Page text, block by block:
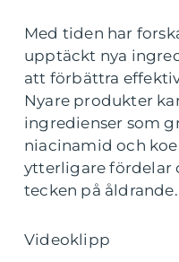
Med tiden har
upptäckt nya
att förbättra
Nyare produkter
ingredienser som
niacinamid och
ytterligare fördelar
tecken på åldrande.
Videoklipp